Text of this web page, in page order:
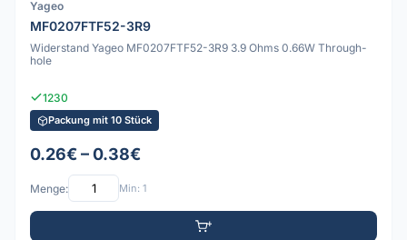
Yageo
MF0207FTF52-3R9
Widerstand Yageo MF0207FTF52-3R9 3.9 Ohms 0.66W Through-
hole
1230
Packung mit 10 Stück
0.26€ – 0.38€
Menge: Min: 1